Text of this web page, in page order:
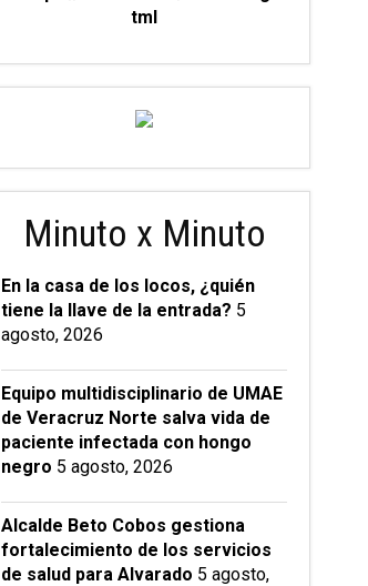
Minuto x Minuto
En la casa de los locos, ¿quién
tiene la llave de la entrada? 5
agosto, 2026
Equipo multidisciplinario de UMAE
de Veracruz Norte salva vida de
paciente infectada con hongo
negro 5 agosto, 2026
Alcalde Beto Cobos gestiona
fortalecimiento de los servicios
de salud para Alvarado 5 agosto,